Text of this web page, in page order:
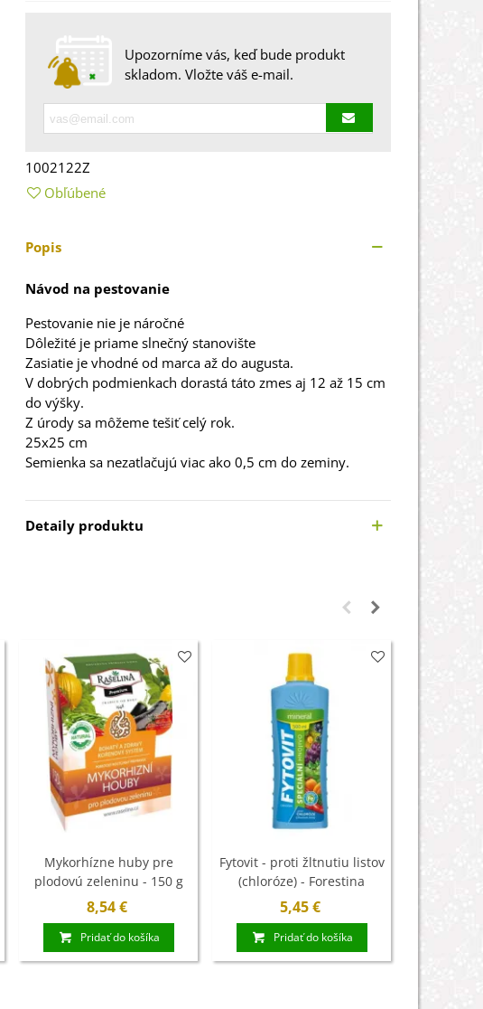
Upozorníme vás, keď bude produkt
skladom. Vložte váš e-mail.
1002122Z
Obľúbené
Popis
Návod na pestovanie
Pestovanie nie je náročné
Dôležité je priame slnečný stanovište
Zasiatie je vhodné od marca až do augusta.
V dobrých podmienkach dorastá táto zmes aj 12 až 15 cm
do výšky.
Z úrody sa môžeme tešiť celý rok.
25x25 cm
Semienka sa nezatlačujú viac ako 0,5 cm do zeminy.
Detaily produktu
Mykorhízne huby pre
plodovú zeleninu - 150 g
8,54 €
Pridať do košíka
Fytovit - proti žltnutiu listov
(chloróze) - Forestina
Mineral - 500 ml
5,45 €
Pridať do košíka